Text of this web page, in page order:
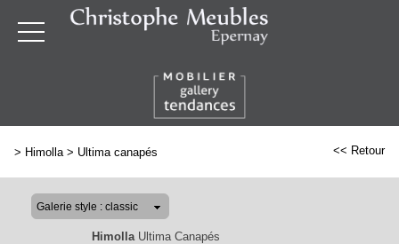
> Himolla> Ultima canapés << Retour
HimollaUltima Canapés